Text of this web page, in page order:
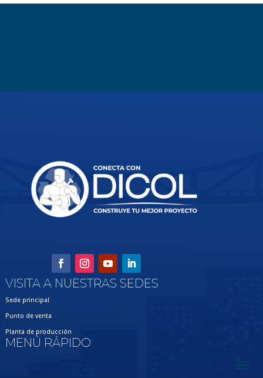
VISITA A NUESTRAS SEDES
Sede principal
Punto de venta
Planta de producción
MENÚ RÁPIDO